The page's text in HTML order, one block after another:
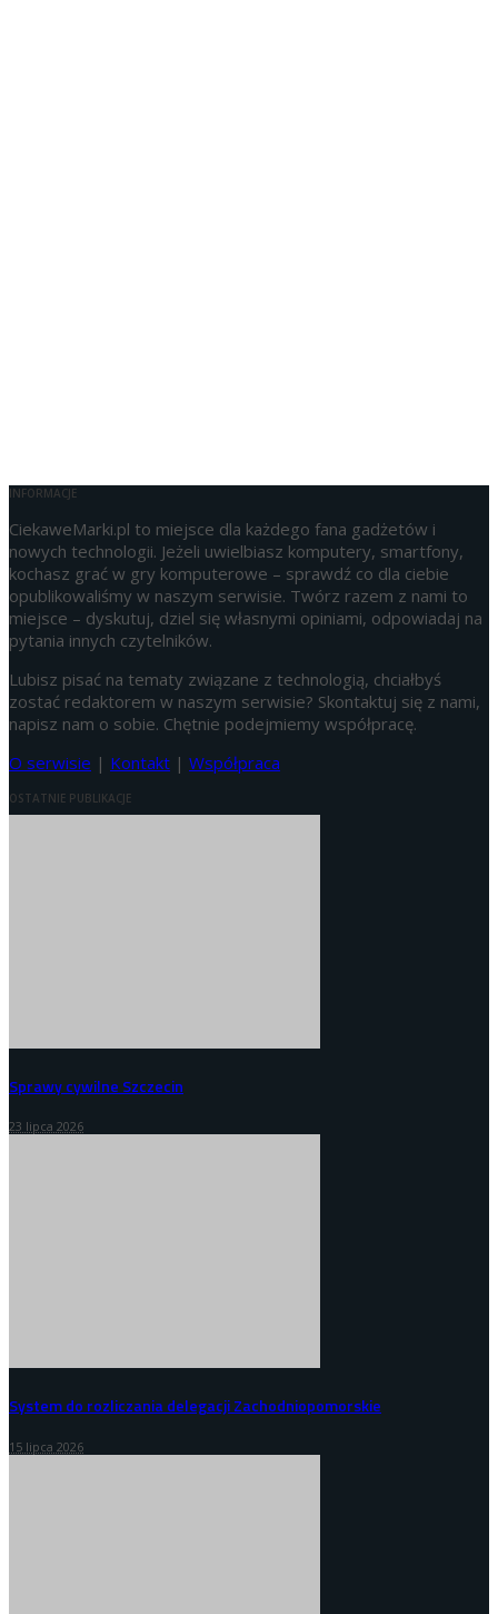
INFORMACJE
CiekaweMarki.pl to miejsce dla każdego fana gadżetów i
nowych technologii. Jeżeli uwielbiasz komputery, smartfony,
kochasz grać w gry komputerowe – sprawdź co dla ciebie
opublikowaliśmy w naszym serwisie. Twórz razem z nami to
miejsce – dyskutuj, dziel się własnymi opiniami, odpowiadaj na
pytania innych czytelników.
Lubisz pisać na tematy związane z technologią, chciałbyś
zostać redaktorem w naszym serwisie? Skontaktuj się z nami,
napisz nam o sobie. Chętnie podejmiemy współpracę.
O serwisie | Kontakt | Współpraca
OSTATNIE PUBLIKACJE
Sprawy cywilne Szczecin
23 lipca 2026
System do rozliczania delegacji Zachodniopomorskie
15 lipca 2026